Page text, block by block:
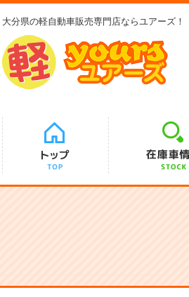
大分県の軽自動車販売専門店ならユアーズ！